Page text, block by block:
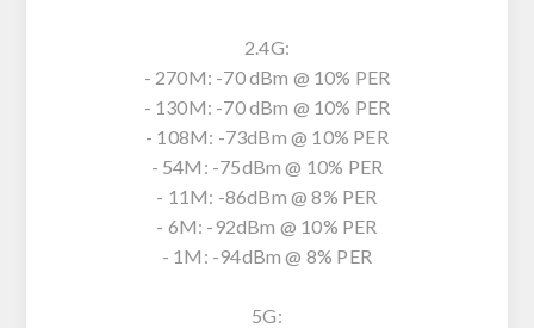
2.4G:
- 270M: -70 dBm @ 10% PER
- 130M: -70 dBm @ 10% PER
- 108M: -73dBm @ 10% PER
- 54M: -75dBm @ 10% PER
- 11M: -86dBm @ 8% PER
- 6M: -92dBm @ 10% PER
- 1M: -94dBm @ 8% PER
5G: